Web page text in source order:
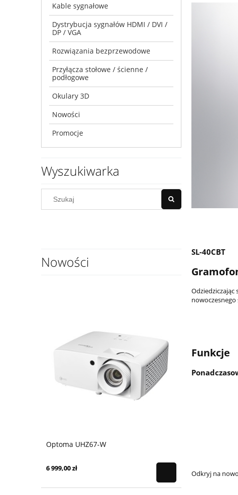
Kable sygnałowe
Dystrybucja sygnałów HDMI / DVI /
DP / VGA
Rozwiązania bezprzewodowe
Przyłącza stołowe / ścienne /
podłogowe
Okulary 3D
Nowości
Promocje
Wyszukiwarka
Nowości
Optoma UHZ67-W
6 999,00 zł
SL-40CBT
Funkcje
Odkryj na